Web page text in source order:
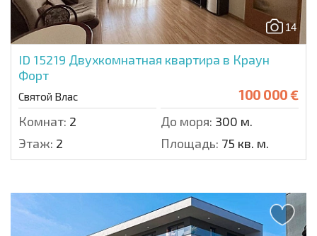
14
ID 15219 Двухкомнатная квартира в Краун
Форт
Святой Влас 100 000 €
Комнат: 2 До моря: 300 м.
Этаж: 2 Площадь: 75 кв. м.